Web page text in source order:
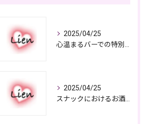
2025/04/25
2025/04/25